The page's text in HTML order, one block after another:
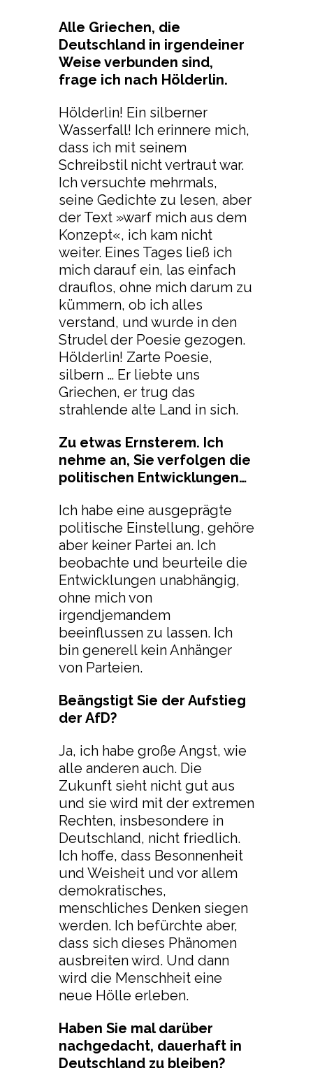
Alle Griechen, die
Deutschland in irgendeiner
Weise verbunden sind,
frage ich nach Hölderlin.
Hölderlin! Ein silberner
Wasserfall! Ich erinnere mich,
dass ich mit seinem
Schreibstil nicht vertraut war.
Ich versuchte mehrmals,
seine Gedichte zu lesen, aber
der Text »warf mich aus dem
Konzept«, ich kam nicht
weiter. Eines Tages ließ ich
mich darauf ein, las einfach
drauflos, ohne mich darum zu
kümmern, ob ich alles
verstand, und wurde in den
Strudel der Poesie gezogen.
Hölderlin! Zarte Poesie,
silbern … Er liebte uns
Griechen, er trug das
strahlende alte Land in sich.
Zu etwas Ernsterem. Ich
nehme an, Sie verfolgen die
politischen Entwicklungen…
Ich habe eine ausgeprägte
politische Einstellung, gehöre
aber keiner Partei an. Ich
beobachte und beurteile die
Entwicklungen unabhängig,
ohne mich von
irgendjemandem
beeinflussen zu lassen. Ich
bin generell kein Anhänger
von Parteien.
Beängstigt Sie der Aufstieg
der AfD?
Ja, ich habe große Angst, wie
alle anderen auch. Die
Zukunft sieht nicht gut aus
und sie wird mit der extremen
Rechten, insbesondere in
Deutschland, nicht friedlich.
Ich hoffe, dass Besonnenheit
und Weisheit und vor allem
demokratisches,
menschliches Denken siegen
werden. Ich befürchte aber,
dass sich dieses Phänomen
ausbreiten wird. Und dann
wird die Menschheit eine
neue Hölle erleben.
Haben Sie mal darüber
nachgedacht, dauerhaft in
Deutschland zu bleiben?